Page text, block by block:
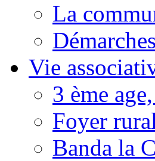
La
Vie
3 ème
Foyer
Banda la